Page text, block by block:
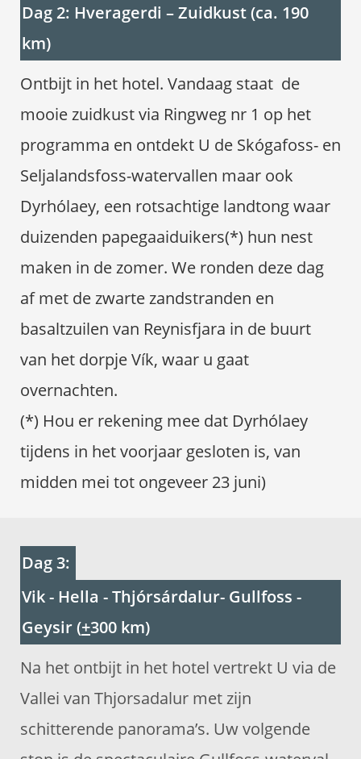
Dag 2: Hveragerdi – Zuidkust (ca. 190
km)
Ontbijt in het hotel. Vandaag staat de
mooie zuidkust via Ringweg nr 1 op het
programma en ontdekt U de Skógafoss- en
Seljalandsfoss-watervallen maar ook
Dyrhólaey, een rotsachtige landtong waar
duizenden papegaaiduikers(*) hun nest
maken in de zomer. We ronden deze dag
af met de zwarte zandstranden en
basaltzuilen van Reynisfjara in de buurt
van het dorpje Vík, waar u gaat
overnachten.
(*) Hou er rekening mee dat Dyrhólaey
tijdens in het voorjaar gesloten is, van
midden mei tot ongeveer 23 juni)
Dag 3:
Vik - Hella - Thjórsárdalur- Gullfoss -
Geysir (+300 km)
Na het ontbijt in het hotel vertrekt U via de
Vallei van Thjorsadalur met zijn
schitterende panorama’s. Uw volgende